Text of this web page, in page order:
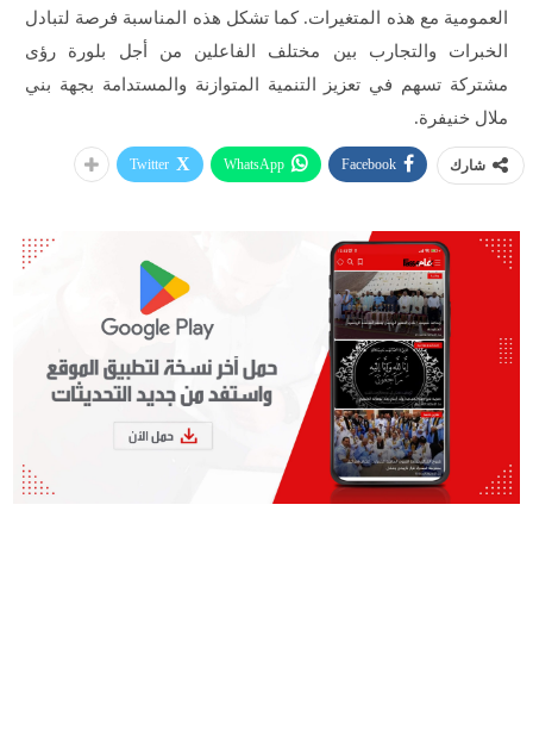
العمومية مع هذه المتغيرات. كما تشكل هذه المناسبة فرصة لتبادل
الخبرات والتجارب بين مختلف الفاعلين من أجل بلورة رؤى
مشتركة تسهم في تعزيز التنمية المتوازنة والمستدامة بجهة بني
ملال خنيفرة.
شارك Facebook
WhatsApp
Twitter